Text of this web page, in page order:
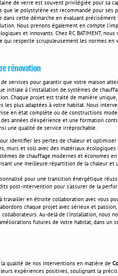
de verre est souvent privilégiée pour sa
le polystyrène est recommandé pour ses
dans cette démarche en évaluant précisément
Nous prenons également en compte
et innovants. Chez RC BATIMENT, nous
qui respecte scrupuleusement les normes en
rénovation
de services pour garantir que votre maison
initiale à l'installation de systèmes de
Chaque projet est traité de manière
les plus adaptées à votre habitat. Nous
en état complète ou de constructions
années d'expérience et une formation
une qualité de service irréprochable.
identifier les pertes de chaleur et
murs et sols avec des matériaux écologiques
de chauffage modernes et économes
une meilleure répartition de la chaleur et
pour une transition énergétique
post-intervention pour s'assurer de la
travailler en étroite collaboration avec vous
chaque projet avec sérieux et
Au-delà de l'installation, nous
futures de votre habitat, dans un
qualité de nos interventions en matière de
leurs expériences positives, soulignant la